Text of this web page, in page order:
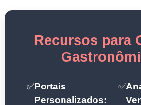
Recursos para
✅Portais
Personalizados:
✅